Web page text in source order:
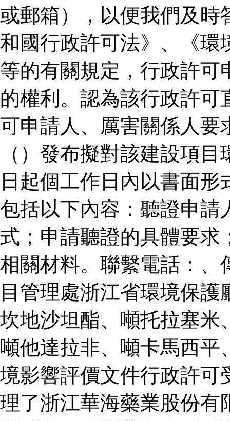
或郵箱），以便我們及時
和國行政許可法》、《環
等的有關規定，行政許可
的權利。認為該行政許
可申請人、厲害關係人要
（）發布擬對該建設項
日起個工作日內以書面
包括以下內容：聽證申請
式；申請聽證的具體要求
相關材料。聯繫電話：、
目管理處浙江省環境保
坎地沙坦酯、噸托拉塞米
噸他達拉非、噸卡馬西平
境影響評價文件行政許可
理了浙江華海藥業股份有